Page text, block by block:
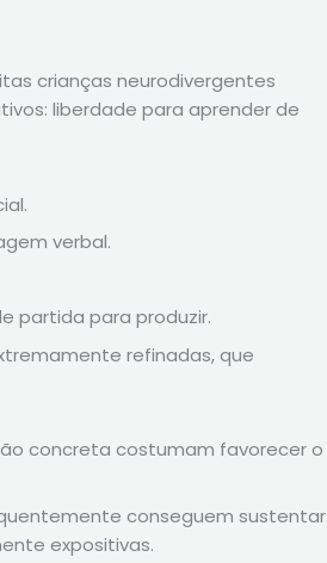
crianças neurodivergentes
liberdade para aprender de
verbal.
partida para produzir.
refinadas, que
concreta costumam favorecer o
conseguem sustentar
expositivas.